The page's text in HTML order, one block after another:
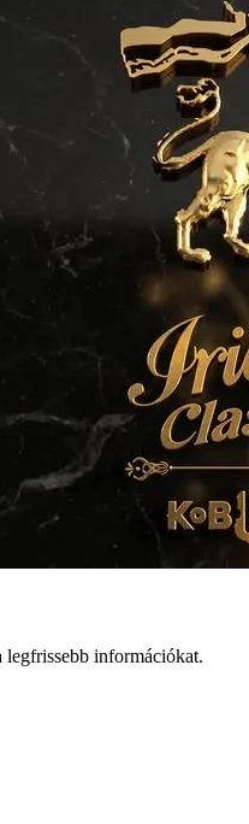
legfrissebb információkat.